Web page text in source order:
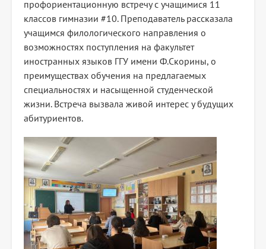
профориентационную встречу с учащимися 11
классов гимназии #10. Преподаватель рассказала
учащимся филологического направления о
возможностях поступления на факультет
иностранных языков ГГУ имени Ф.Скорины, о
преимуществах обучения на предлагаемых
специальностях и насыщенной студенческой
жизни. Встреча вызвала живой интерес у будущих
абитуриентов.